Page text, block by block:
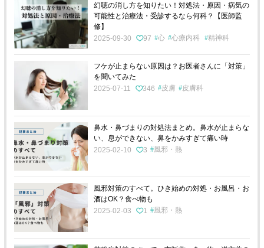
幻聴の消し方を知りたい！対処法・原因・病気の
可能性と治療法・受診するなら何科？【医師監
修】
2025-09-30
97 心 心療内科 精神科
フケが止まらない原因は？お医者さんに「対策」
を聞いてみた
2025-07-11
346 皮膚 皮膚科
鼻水・鼻づまりの対処法まとめ。鼻水が止まらな
い、息ができない、鼻をかみすぎて痛い時
2025-02-10
3 風邪・熱
風邪対策のすべて。ひき始めの対処・お風呂・お
酒はOK？食べ物も
2025-02-03
1 風邪・熱